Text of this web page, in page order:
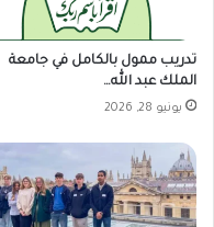
تدريب ممول بالكامل في جامعة
الملك عبد الله…
يونيو 28, 2026